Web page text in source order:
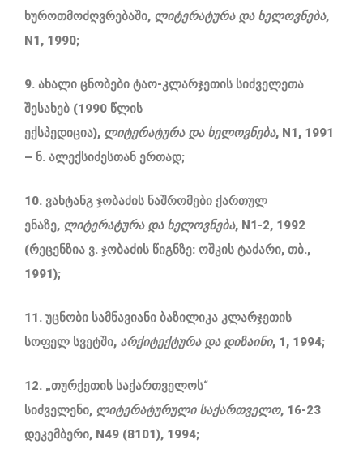
ხუროთმოძღვრებაში, ლიტერატურა და ხელოვნება,
N1, 1990;
9. ახალი ცნობები ტაო-კლარჯეთის სიძველეთა
შესახებ (1990 წლის
ექსპედიცია), ლიტერატურა და ხელოვნება, N1, 1991
– ნ. ალექსიძესთან ერთად;
10. ვახტანგ ჯობაძის ნაშრომები ქართულ
ენაზე, ლიტერატურა და ხელოვნება, N1-2, 1992
(რეცენზია ვ. ჯობაძის წიგნზე: ოშკის ტაძარი, თბ.,
1991);
11. უცნობი სამნავიანი ბაზილიკა კლარჯეთის
სოფელ სვეტში, არქიტექტურა და დიზაინი, 1, 1994;
12. „თურქეთის საქართველოს“
სიძველენი, ლიტერატურული საქართველო, 16-23
დეკემბერი, N49 (8101), 1994;